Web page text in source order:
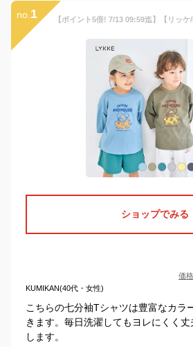
no. 1
ショップでみる
価
KUMIKAN(40代・女性)
こちらの七分袖Tシャツは豊富なカラ
きます。毎日洗濯してもヨレにくく
します。